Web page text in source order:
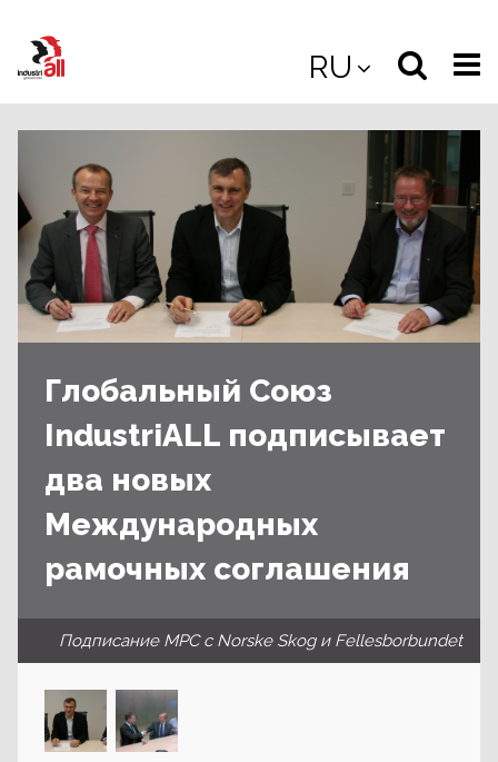
main
RU
Select
the
site
Глобальный Союз
IndustriALL подписывает
два новых
Международных
рамочных соглашения
Подписание МРС с Norske Skog и Fellesborbundet